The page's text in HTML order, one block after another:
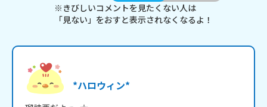
※きびしいコメントを見たくない人は
「見ない」をおすと表示されなくなるよ！
*ハロウィン*